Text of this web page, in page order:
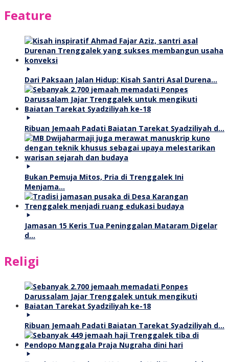
Feature
Dari Paksaan Jalan Hidup: Kisah Santri Asal Durena…
Ribuan Jemaah Padati Baiatan Tarekat Syadziliyah d…
Bukan Pemuja Mitos, Pria di Trenggalek Ini
Menjama…
Jamasan 15 Keris Tua Peninggalan Mataram Digelar
d…
Religi
Ribuan Jemaah Padati Baiatan Tarekat Syadziliyah d…